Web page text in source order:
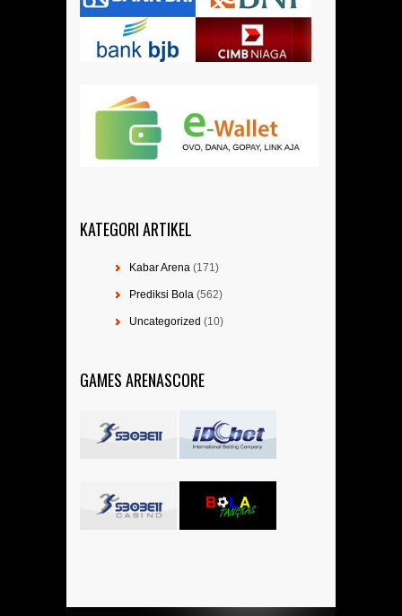
KATEGORI ARTIKEL
Kabar Arena (171)
Prediksi Bola (562)
Uncategorized (10)
GAMES ARENASCORE